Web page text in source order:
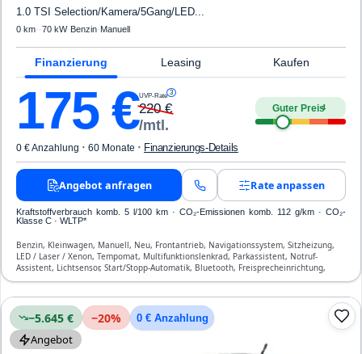
1.0 TSI Selection/Kamera/5Gang/LED...
0 km· ·70 kW· Benzin· Manuell
Finanzierung Leasing Kaufen
175€UVP-Rate 3
220€
/mtl.
Guter Preis4
0 € Anzahlung · 60 Monate · Finanzierungs-Details
Angebot anfragen Rate anpassen
Kraftstoffverbrauch komb. 5 l/100 km · CO₂-Emissionen komb. 112 g/km · CO₂-
Klasse C · WLTP*
Benzin, Kleinwagen, Manuell, Neu, Frontantrieb, Navigationssystem, Sitzheizung,
LED / Laser / Xenon, Tempomat, Multifunktionslenkrad, Parkassistent, Notruf-
Assistent, Lichtsensor, Start/Stopp-Automatik, Bluetooth, Freisprecheinrichtung,
Verkehrszeichen-Erkennung, ESP, ABS, Klimaanlage, Front-, Seiten- und weitere
−5.645 € −20% 0 € Anzahlung
Angebot